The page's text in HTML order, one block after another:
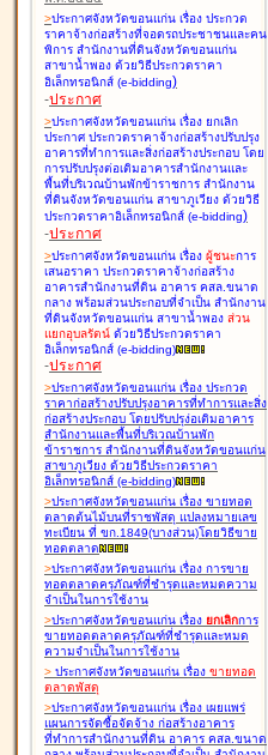
>ประกาศจังหวัดขอนแก่น เรื่อง ประกวด
ราคาจ้างก่อสร้างที่จอดรถประชาชนและคน
พิการ สำนักงานที่ดินจังหวัดขอนแก่น
สาขาน้ำพอง ด้วยวิธีประกวดราคา
อิเล็กทรอนิกส์ (e-bidding)
-ประกาศ
>ประกาศจังหวัดขอนแก่น เรื่อง ยกเลิก
ประกาศ ประกวดราคาจ้างก่อสร้างปรับปรุง
อาคารที่ทำการและสิ่งก่อสร้างประกอบ โดย
การปรับปรุงต่อเติมอาคารสำนักงานและ
พื้นที่บริเวณบ้านพักข้าราชการ สำนักงาน
ที่ดินจังหวัดขอนแก่น สาขาภูเวียง ด้วยวิธี
ประกวดราคาอิเล็กทรอนิกส์ (e-bidding)
-ประกาศ
>ประกาศจังหวัดขอนแก่น เรื่อง ผู้ชนะการ
เสนอราคา ประกวดราคาจ้างก่อสร้าง
อาคารสำนักงานที่ดิน อาคาร คสล.ขนาด
กลาง พร้อมส่วนประกอบที่จำเป็น สำนักงาน
ที่ดินจังหวัดขอนแก่น สาขาน้ำพอง ส่วน
แยกอุบลรัตน์ ด้วยวิธีประกวดราคา
อิเล็กทรอนิกส์ (e-bidding)
-ประกาศ
>ประกาศจังหวัดขอนแก่น เรื่อง ประกวด
ราคาก่อสร้างปรับปรุงอาคารที่ทำการและสิ่ง
ก่อสร้างประกอบ โดยปรับปรุง่อเติมอาคาร
สำนักงานและพื้นที่บริเวณบ้านพัก
ข้าราชการ สำนักงานที่ดินจังหวัดขอนแก่น
สาขาภูเวียง ด้วยวิธีประกวดราคา
อิเล็กทรอนิกส์ (e-bidding)
>ประกาศจังหวัดขอนแก่น เรื่อง ขายทอด
ตลาดต้นไม้บนที่ราชพัสดุ แปลงหมายเลข
ทะเบียน ที่ ขก.1849(บางส่วน)โดยวิธีขาย
ทอดตลาด
>ประกาศจังหวัดขอนแก่น เรื่อง การขาย
ทอดตลาดครุภัณฑ์ที่ชำรุดและหมดความ
จำเป็นในการใช้งาน
>ประกาศจังหวัดขอนแก่น เรื่อง ยกเลิกการ
ขายทอดตลาดครุภัณฑ์ที่ชำรุดและหมด
ความจำเป็นในการใช้งาน
> ประกาศจังหวัดขอนแก่น เรื่อง ขายทอด
ตลาดพัสดุ
>ประกาศจังหวัดขอนแก่น เรื่อง เผยแพร่
แผนการจัดซื้อจัดจ้าง ก่อสร้างอาคาร
ที่ทำการสำนักงานที่ดิน อาคาร คสล.ขนาด